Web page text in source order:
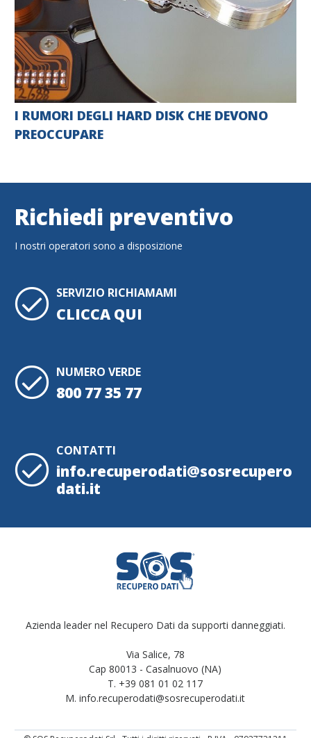
I RUMORI DEGLI HARD DISK CHE DEVONO
PREOCCUPARE
Richiedi preventivo
I nostri operatori sono a disposizione
SERVIZIO RICHIAMAMI
CLICCA QUI
NUMERO VERDE
800 77 35 77
CONTATTI
info.recuperodati@sosrecupero
dati.it
Azienda leader nel Recupero Dati da supporti danneggiati.
Via Salice, 78
Cap 80013 - Casalnuovo (NA)
T. +39 081 01 02 117
M. info.recuperodati@sosrecuperodati.it